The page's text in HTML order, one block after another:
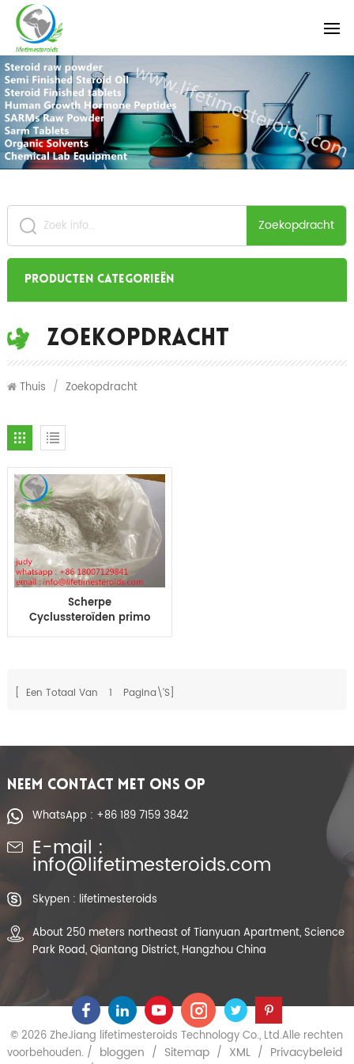
Zoekopdracht
Producten categorieën
Zoekopdracht
Thuis / Zoekopdracht
Scherpe
Cyclussteroïden primo
e primo enanthate voor
[ Een Totaal Van 1 Pagina\'s]
NEEM CONTACT MET ONS OP
WhatsApp : +86 189 7159 3842
E-mail :
info@lifetimesteroids.com
Skypen : lifetimesteroids
About 250 meters northeast of Tianyuan Apartment, Science
Park Road, Qiantang District, Hangzhou China
© 2026 ZheJiang lifetimesteroids Technology Co., Ltd.Alle rechten
voorbehouden. / bloggen / Sitemap / XML / Privacybeleid